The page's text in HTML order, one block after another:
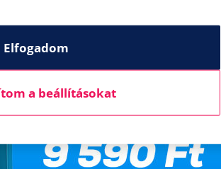
Elfogadom
a beállításokat